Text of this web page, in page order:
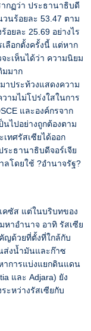
กฏว่า ประธานาธิบดี
นร้อยละ 53.47 ตาม
อยละ 25.69 อย่างไร
ลือกตั้งครั้งนี้ แต่หาก
จะเห็นได้ว่า ความนิยม
มมาก
าประท้วงแสดงความ
ามไม่โปร่งใสในการ
และองค์กรจาก
นไปอย่างถูกต้องตาม
ทศรัสเซียได้ออก
ระธานาธิบดีจอร์เจีย
ลโดยใช้ ?อำนาจรัฐ?
คซัส แต่ในบริบทของ
หาอำนาจ อาทิ รัสเซีย
ญด้วยที่ตั้งที่ใกล้กับ
ส่งน้ำมันและก๊าซ
าการแบ่งแยกดินแดน
และ Adjara) ยัง
ะหว่างรัสเซียกับ